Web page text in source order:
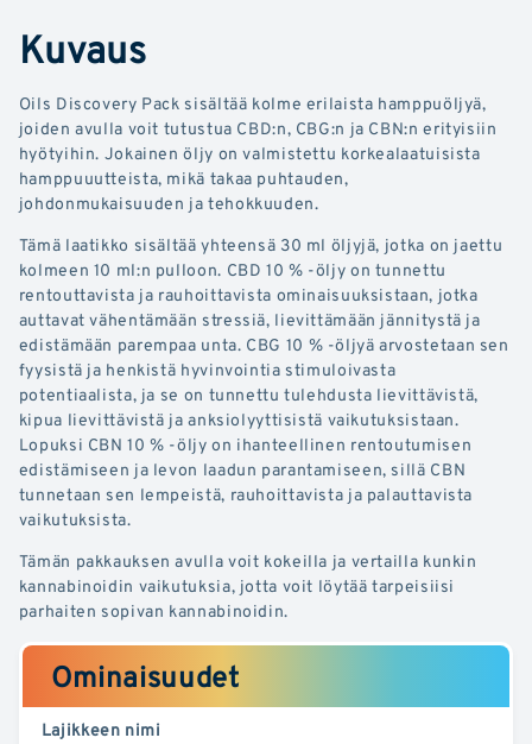
Kuvaus
Oils Discovery Pack sisältää kolme erilaista hamppuöljyä,
joiden avulla voit tutustua CBD:n, CBG:n ja CBN:n erityisiin
hyötyihin. Jokainen öljy on valmistettu korkealaatuisista
hamppuuutteista, mikä takaa puhtauden,
johdonmukaisuuden ja tehokkuuden.
Tämä laatikko sisältää yhteensä 30 ml öljyjä, jotka on jaettu
kolmeen 10 ml:n pulloon. CBD 10 % -öljy on tunnettu
rentouttavista ja rauhoittavista ominaisuuksistaan, jotka
auttavat vähentämään stressiä, lievittämään jännitystä ja
edistämään parempaa unta. CBG 10 % -öljyä arvostetaan sen
fyysistä ja henkistä hyvinvointia stimuloivasta
potentiaalista, ja se on tunnettu tulehdusta lievittävistä,
kipua lievittävistä ja anksiolyyttisistä vaikutuksistaan.
Lopuksi CBN 10 % -öljy on ihanteellinen rentoutumisen
edistämiseen ja levon laadun parantamiseen, sillä CBN
tunnetaan sen lempeistä, rauhoittavista ja palauttavista
vaikutuksista.
Tämän pakkauksen avulla voit kokeilla ja vertailla kunkin
kannabinoidin vaikutuksia, jotta voit löytää tarpeisiisi
parhaiten sopivan kannabinoidin.
Ominaisuudet
Lajikkeen nimi